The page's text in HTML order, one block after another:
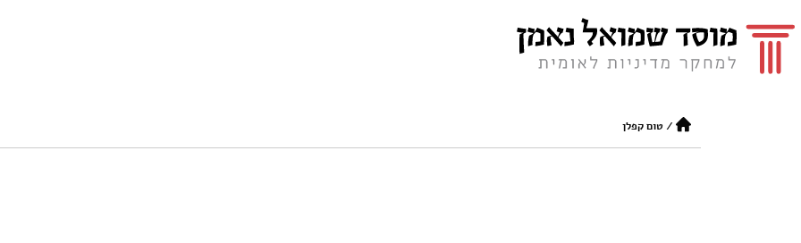
/טום קפלן